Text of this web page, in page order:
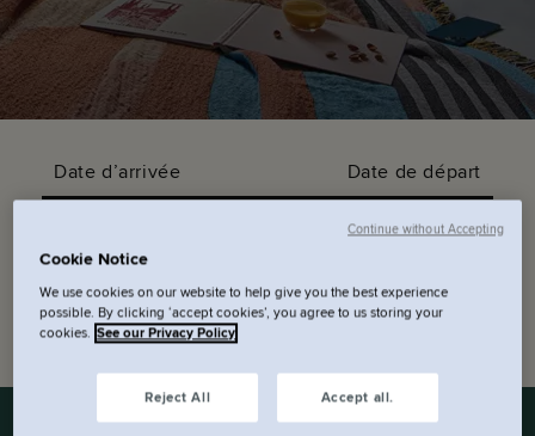
Date d’arrivée Date de départ
Code promo
Vérifier la disponibilité.
Cookie Notice
We use cookies on our website to help give you the best experience
possible. By clicking ‘accept cookies’, you agree to us storing your
cookies. See our Privacy Policy
Reject All Accept all.
Continue without Accepting